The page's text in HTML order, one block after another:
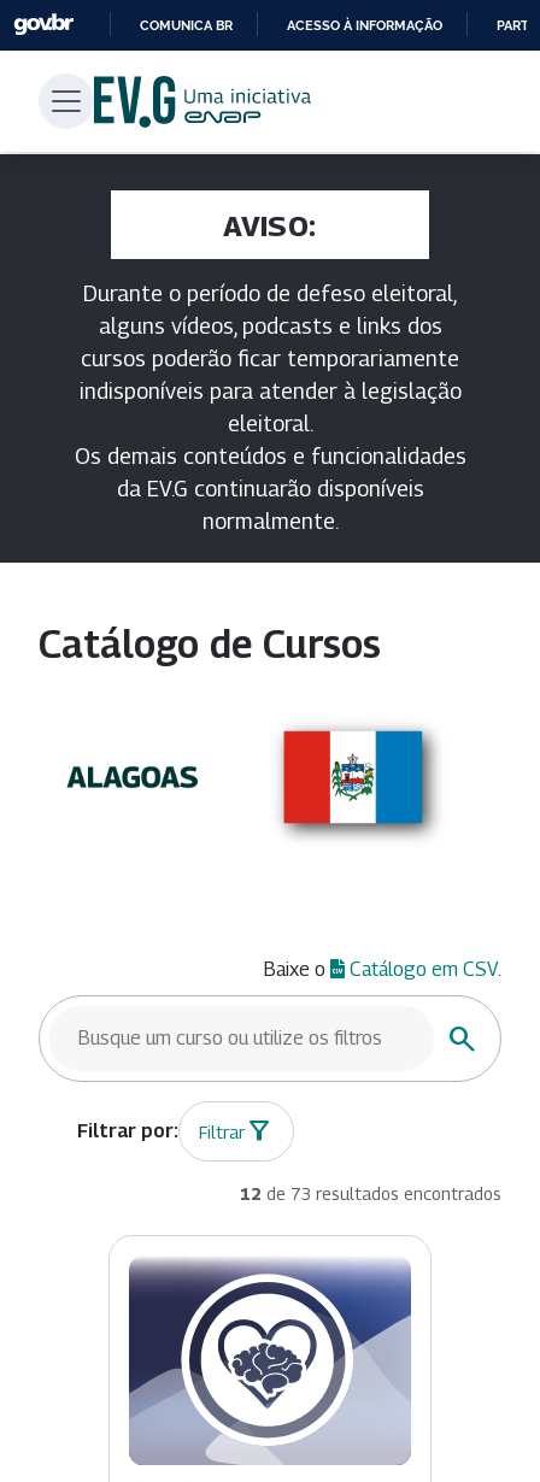
PARA
CONTEÚDO
COMUNICA BR ACESSO À INFORMAÇÃO
AVISO:
Durante o período de defeso eleitoral,
alguns vídeos, podcasts e links dos
cursos poderão ficar temporariamente
indisponíveis para atender à legislação
eleitoral.
Os demais conteúdos e funcionalidades
da EV.G continuarão disponíveis
normalmente.
Catálogo de Cursos
Baixe o Catálogo em CSV.
BUSCAR CURSOS
Buscar
Filtrar
12 de 73 resultados encontrados